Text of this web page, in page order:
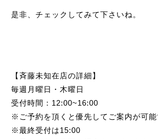
是非、チェックしてみて下さいね。
【斉藤未知在店の詳細】
毎週月曜日・木曜日
受付時間：12:00~16:00
※ご予約を頂くと優先してご案内が可能
※最終受付は15:00